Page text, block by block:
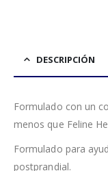
DESCRIPCIÓN
Formulado con un
menos que Feline
Formulado para
postprandial.